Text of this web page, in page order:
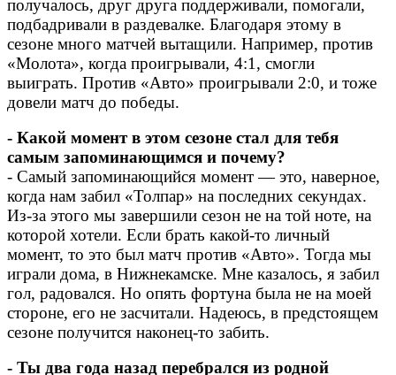
получалось, друг друга поддерживали, помогали,
подбадривали в раздевалке. Благодаря этому в
сезоне много матчей вытащили. Например, против
«Молота», когда проигрывали, 4:1, смогли
выиграть. Против «Авто» проигрывали 2:0, и тоже
довели матч до победы.
- Какой момент в этом сезоне стал для тебя
самым запоминающимся и почему?
- Самый запоминающийся момент — это, наверное,
когда нам забил «Толпар» на последних секундах.
Из-за этого мы завершили сезон не на той ноте, на
которой хотели. Если брать какой-то личный
момент, то это был матч против «Авто». Тогда мы
играли дома, в Нижнекамске. Мне казалось, я забил
гол, радовался. Но опять фортуна была не на моей
стороне, его не засчитали. Надеюсь, в предстоящем
сезоне получится наконец-то забить.
- Ты два года назад перебрался из родной